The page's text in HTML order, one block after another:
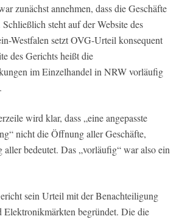
zunächst annehmen, dass die Geschäfte
steht auf der Website des
Westfalen setzt OVG-Urteil konsequent
des Gerichts heißt die
im Einzelhandel in NRW vorläufig
.
wird klar, dass „eine angepasste
nicht die Öffnung aller Geschäfte,
aller bedeutet. Das „vorläufig“ war also ein
sein Urteil mit der Benachteiligung
Elektronikmärkten begründet. Die die